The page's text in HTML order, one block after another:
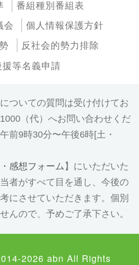
番組種別番組表
会
個人情報保護方針
反社会的勢力排除
援等名義申請
ついての質問は受け付けてお
（代）へお問い合わせくだ
前9時30分〜午後6時[土・
感想フォーム】にいただいた
者がすべて目を通し、今後の
にさせていただきます。個別
んので、予めご了承下さい。
2026 abn All Rights